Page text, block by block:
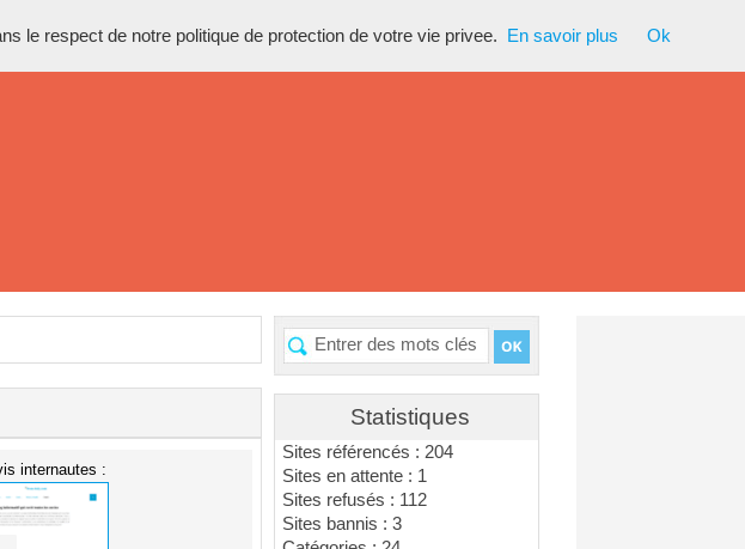
Statistiques
Sites référencés : 204
Sites en attente : 1
Sites refusés : 112
Sites bannis : 3
internautes :
le respect de notre politique de protection de votre vie privee. En savoir plus Ok